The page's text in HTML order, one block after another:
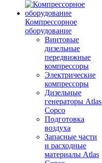
Компрессорное
оборудование
Винтовые
дизельные
передвижные
компрессоры
Электрические
компрессоры
Дизельные
генераторы Atlas
Copco
Подготовка
воздуха
Запасные части
и расходные
материалы Atlas